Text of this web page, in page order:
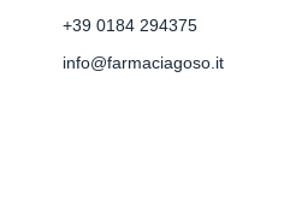
+39 0184 294375
info@farmaciagoso.it